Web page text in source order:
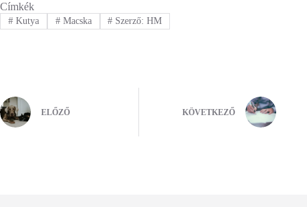
Címkék
#Kutya #Macska # Szerző: HM
ELŐZŐ KÖVETKEZŐ